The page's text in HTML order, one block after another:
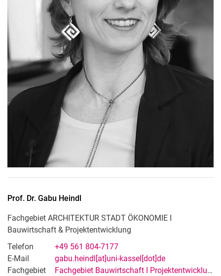
Prof. Dr. Gabu Heindl
Fachgebiet ARCHITEKTUR STADT ÖKONOMIE I
Bauwirtschaft & Projektentwicklung
Telefon
+49 561 804-7177
E-Mail
gabu.heindl[at]uni-kassel[dot]de
Fachgebiet
Fachgebiet Bauwirtschaft I Projektentwicklung